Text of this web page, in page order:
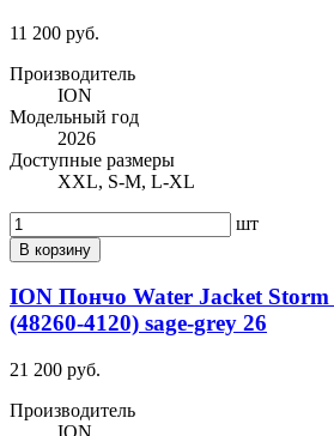
11 200 руб.
Производитель
ION
Модельный год
2026
Доступные размеры
XXL, S-M, L-XL
шт
В корзину
ION Пончо Water Jacket Storm
(48260-4120) sage-grey 26
21 200 руб.
Производитель
ION